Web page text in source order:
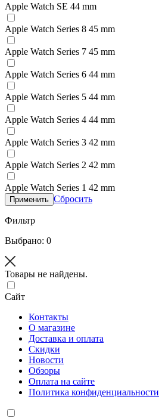
Apple Watch SE 44 mm
Apple Watch Series 8 45 mm
Apple Watch Series 7 45 mm
Apple Watch Series 6 44 mm
Apple Watch Series 5 44 mm
Apple Watch Series 4 44 mm
Apple Watch Series 3 42 mm
Apple Watch Series 2 42 mm
Apple Watch Series 1 42 mm
Применить Сбросить
Фильтр
Выбрано: 0
Товары не найдены.
Сайт
Контакты
О магазине
Доставка и оплата
Скидки
Новости
Обзоры
Оплата на сайте
Политика конфиденциальности